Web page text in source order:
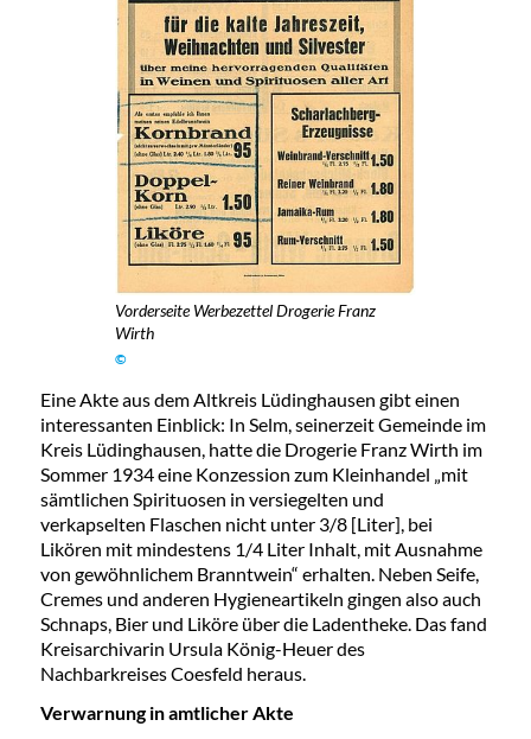
Vorderseite Werbezettel Drogerie Franz
Wirth
©
Eine Akte aus dem Altkreis Lüdinghausen gibt einen
interessanten Einblick: In Selm, seinerzeit Gemeinde im
Kreis Lüdinghausen, hatte die Drogerie Franz Wirth im
Sommer 1934 eine Konzession zum Kleinhandel „mit
sämtlichen Spirituosen in versiegelten und
verkapselten Flaschen nicht unter 3/8 [Liter], bei
Likören mit mindestens 1/4 Liter Inhalt, mit Ausnahme
von gewöhnlichem Branntwein“ erhalten. Neben Seife,
Cremes und anderen Hygieneartikeln gingen also auch
Schnaps, Bier und Liköre über die Ladentheke. Das fand
Kreisarchivarin Ursula König-Heuer des
Nachbarkreises Coesfeld heraus.
Verwarnung in amtlicher Akte